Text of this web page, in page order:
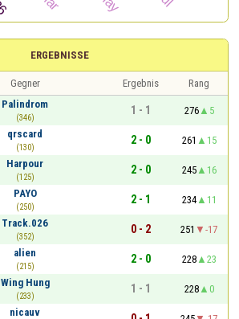
ERGEBNISSE
Gegner Ergebnis
Rang
Palindrom
(346)
1 - 1 276
5
qrscard
(130)
2 - 0 261
15
Harpour
(125)
2 - 0 245
16
PAYO
(250)
2 - 1 234
11
Track.026
(352)
0 - 2 251
-17
alien
(215)
2 - 0 228
23
Wing Hung
(233)
1 - 1 228
0
nicauv